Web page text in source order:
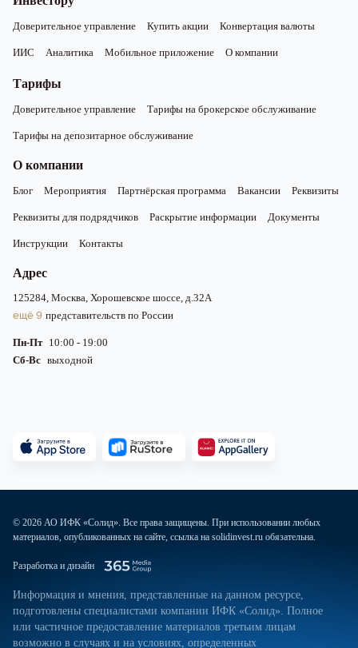
Доверительное управление Купить акции Конвертация валюты
ИИС Аналитика Мобильное приложение О компании
Тарифы
Доверительное управление Тарифы на брокерское обслуживание
Тарифы на депозитарное обслуживание
О компании
Блог Мероприятия Партнёрская программа Вакансии Реквизиты
Реквизиты для подрядчиков Раскрытие информации Документы
Инструкции Контакты
Адрес
125284, Москва, Хорошевское шоссе, д.32А
ещё 9 представительств по России
Пн-Пт 10:00 - 19:00
Сб-Вс выходной
© 2026 АО ИФК «Солид». Все права защищены. При использовании любых
материалов, опубликованных на сайте, ссылка на solidinvest.ru обязательна.
Разработка и дизайн
Информация и мнения, представленные на данном ресурсе,
подготовлены специалистами компании ИФК «Солид». Полное
или частичное предоставление материалов третьим лицам
возможно в случаях и на условиях, определенных